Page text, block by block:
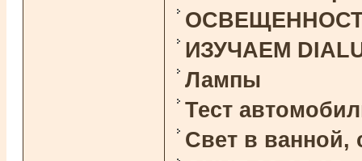
ОСВЕЩЕННОСТЬ
ИЗУЧАЕМ
Лампы
Тест
Свет в ванной,